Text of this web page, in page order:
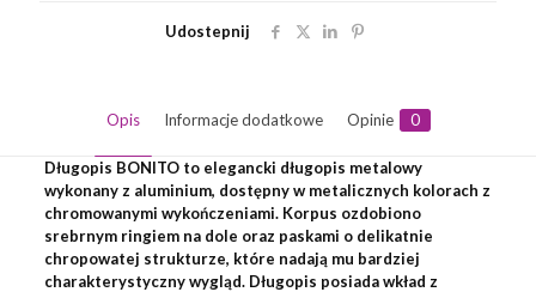
Udostepnij
Opis Informacje dodatkowe Opinie 0
Długopis BONITO to elegancki długopis metalowy
wykonany z aluminium, dostępny w metalicznych kolorach z
chromowanymi wykończeniami. Korpus ozdobiono
srebrnym ringiem na dole oraz paskami o delikatnie
chropowatej strukturze, które nadają mu bardziej
charakterystyczny wygląd. Długopis posiada wkład z